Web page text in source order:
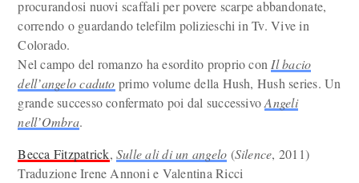
procurandosi nuovi scaffali per povere scarpe abbandonate,
correndo o guardando telefilm polizieschi in Tv. Vive in
Colorado.
Nel campo del romanzo ha esordito proprio con Il bacio
dell’angelo caduto primo volume della Hush, Hush series. Un
grande successo confermato poi dal successivoAngeli
nell’Ombra.
Becca Fitzpatrick, Sulle ali di un angelo (Silence, 2011)
Traduzione Irene Annoni e Valentina Ricci